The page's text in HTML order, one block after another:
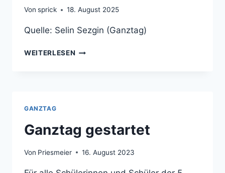
Von sprick 18. August 2025
Quelle: Selin Sezgin (Ganztag)
WEITERLESENNEU
DICH!
GANZTAG
Ganztag gestartet
Von Priesmeier 16. August 2023